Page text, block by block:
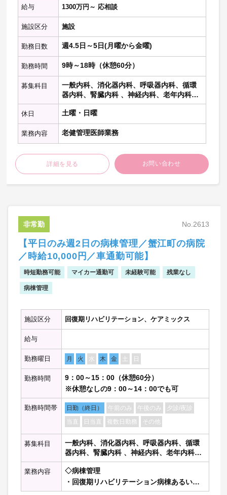
・骨内異物(挿入物)除去術…11件
・(橈骨)骨折観血的手術…11件
※詳しいお仕事内容はご相談の上決定いた
します。
給与 1300万円～ 応相談
施設区分 施設
勤務日数 週4.5日～5日(月曜から金曜)
勤務時間 9時～18時（休憩60分）
募集科目
一般内科、消化器内科、呼吸器内科、循環
器内科、腎臓内科 、神経内科、老年内科、
内分泌代謝科、糖尿病科 、血液内科 、リウ
マチ膠原病内科、心療内科、総合内科、脳
神経外科
休日 土曜・日曜
業務内容 老健管理医師業務
詳細を見る お問い合わせ
非常勤 No.2613
【平日のみ週2日の病棟管理／蟹江町の病院
／時給10,000円／車通勤可能】
時短勤務可能 マイカー通勤可 未経験可能 残業なし
病棟管理
施設区分 回復期リハビリテーション、ケアミックス
給与
勤務曜日 月 火 水 木 金 土 日
勤務時間
9：00～15：00（休憩60分）
※休憩なしの9：00～14：00でも可
勤務時間帯 日勤（終日） 午前のみ 午後のみ
夕診/夜診
当直
日当直 複数日勤務 その他
募集科目
一般内科、消化器内科、呼吸器内科、循環
器内科、腎臓内科 、神経内科、老年内科、
内分泌代謝科、糖尿病科 、血液内科 、リウ
マチ膠原病内科、総合内科、一般外科、消
化器外科、呼吸器外科、心臓血管外科、脳
神経外科、整形外科、乳腺外科、泌尿器
業務内容
◇病棟管理
・回復期リハビリテーション病棟あるいは
地域包括ケア病棟